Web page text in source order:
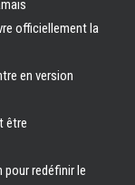
officiellement la
en version
être
pour redéfinir le